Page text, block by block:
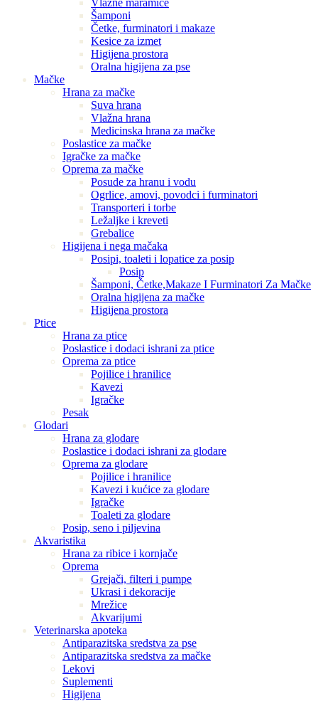
Vlažne maramice
Šamponi
Četke, furminatori i makaze
Kesice za izmet
Higijena prostora
Oralna higijena za pse
Mačke
Hrana za mačke
Suva hrana
Vlažna hrana
Medicinska hrana za mačke
Poslastice za mačke
Igračke za mačke
Oprema za mačke
Posude za hranu i vodu
Ogrlice, amovi, povodci i furminatori
Transporteri i torbe
Ležaljke i kreveti
Grebalice
Higijena i nega mačaka
Posipi, toaleti i lopatice za posip
Posip
Šamponi, Četke,Makaze I Furminatori Za Mačke
Oralna higijena za mačke
Higijena prostora
Ptice
Hrana za ptice
Poslastice i dodaci ishrani za ptice
Oprema za ptice
Pojilice i hranilice
Kavezi
Igračke
Pesak
Glodari
Hrana za glodare
Poslastice i dodaci ishrani za glodare
Oprema za glodare
Pojilice i hranilice
Kavezi i kućice za glodare
Igračke
Toaleti za glodare
Posip, seno i piljevina
Akvaristika
Hrana za ribice i kornjače
Oprema
Grejači, filteri i pumpe
Ukrasi i dekoracije
Mrežice
Akvarijumi
Veterinarska apoteka
Antiparazitska sredstva za pse
Antiparazitska sredstva za mačke
Lekovi
Suplementi
Higijena